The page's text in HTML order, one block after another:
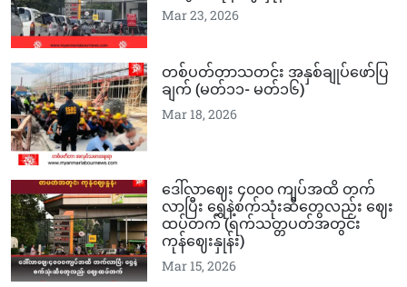
Mar 23, 2026
တစ်ပတ်တာသတင်း အနှစ်ချုပ်ဖော်ပြ
ချက် (မတ်၁၁-‌‌ မတ်၁၆)
Mar 18, 2026
ဒေါ်လာဈေး ၄၀၀၀ ကျပ်အထိ တက်
လာပြီး ရွှေနဲ့စက်သုံးဆီတွေလည်း ဈေး
ထပ်တက် (ရက်သတ္တပတ်အတွင်း
ကုန်ဈေးနှုန်း)
Mar 15, 2026